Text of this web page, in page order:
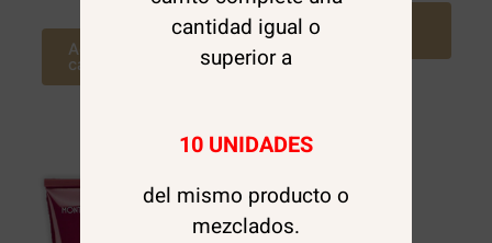
Agregar al
carrito
Agregar al
carrito
cantidad igual o
superior a
10 UNIDADES
del mismo producto o
mezclados.